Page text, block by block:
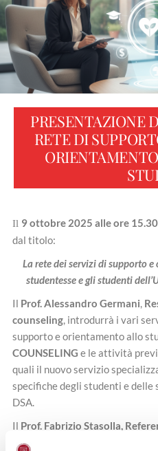
PRESENTAZIONE
RETE DI
Il 9 ottobre 2025 alle ore 15.30
dal titolo:
La rete dei servizi di supporto
studentesse e gli studenti
Il Prof. Alessandro Germani
counseling , introdurrà i vari
supporto e orientamento allo
COUNSELING e le attività
quali il nuovo servizio
specifiche degli studenti e delle
DSA.
Il Prof. Fabrizio Stasolla,
Ateneo per gli studenti con